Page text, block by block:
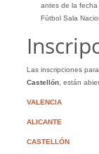
antes de la fecha
Fútbol Sala
Las inscripciones
Castellón, están
VALENCIA
ALICANTE
CASTELLÓN